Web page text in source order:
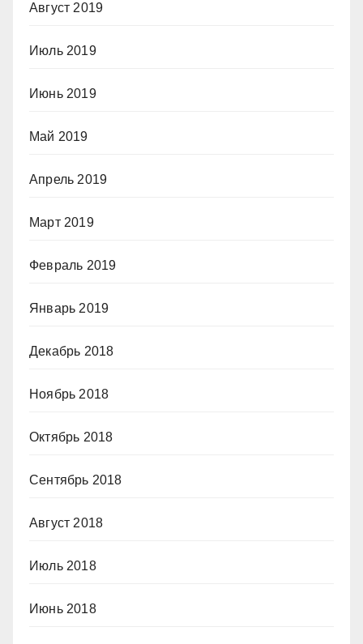
Август 2019
Июль 2019
Июнь 2019
Май 2019
Апрель 2019
Март 2019
Февраль 2019
Январь 2019
Декабрь 2018
Ноябрь 2018
Октябрь 2018
Сентябрь 2018
Август 2018
Июль 2018
Июнь 2018